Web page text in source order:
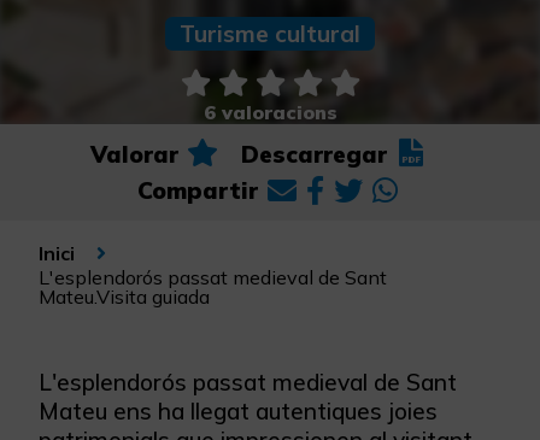
Turisme cultural
6 valoracions
Valorar
Descarregar
Compartir
Inici
L'esplendorós passat medieval de Sant
Mateu.Visita guiada
L'esplendorós passat medieval de Sant
Mateu ens ha llegat autentiques joies